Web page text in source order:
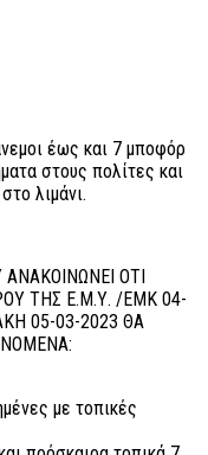
έως και 7 μποφόρ
στους πολίτες και
λιμάνι.
ΟΤΙ
ΤΗΣ Ε.Μ.Υ. /ΕΜΚ 04-
05-03-2023 ΘΑ
με τοπικές